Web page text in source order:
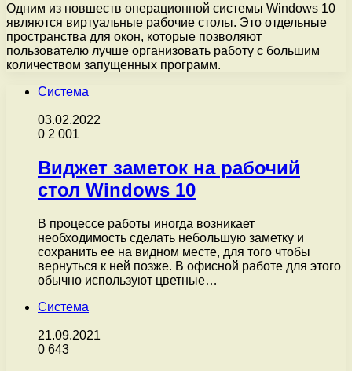
Одним из новшеств операционной системы Windows 10
являются виртуальные рабочие столы. Это отдельные
пространства для окон, которые позволяют
пользователю лучше организовать работу с большим
количеством запущенных программ.
Система
03.02.2022
0 2 001
Виджет заметок на рабочий
стол Windows 10
В процессе работы иногда возникает
необходимость сделать небольшую заметку и
сохранить ее на видном месте, для того чтобы
вернуться к ней позже. В офисной работе для этого
обычно используют цветные…
Система
21.09.2021
0 643